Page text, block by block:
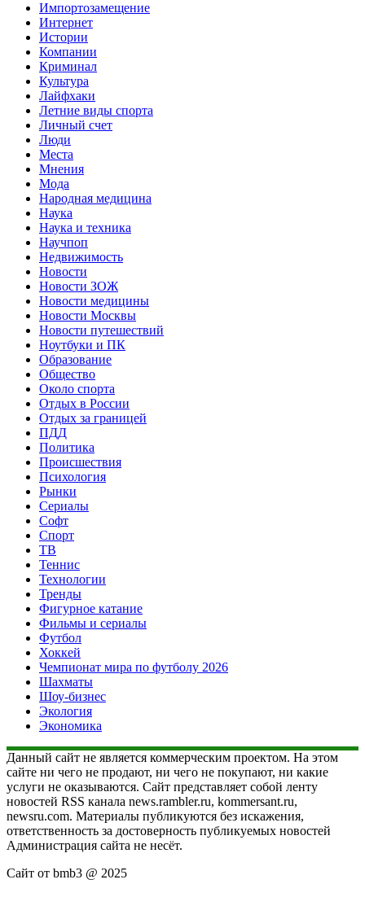
Импортозамещение
Интернет
Истории
Компании
Криминал
Культура
Лайфхаки
Летние виды спорта
Личный счет
Люди
Места
Мнения
Мода
Народная медицина
Наука
Наука и техника
Научпоп
Недвижимость
Новости
Новости ЗОЖ
Новости медицины
Новости Москвы
Новости путешествий
Ноутбуки и ПК
Образование
Общество
Около спорта
Отдых в России
Отдых за границей
ПДД
Политика
Происшествия
Психология
Рынки
Сериалы
Софт
Спорт
ТВ
Теннис
Технологии
Тренды
Фигурное катание
Фильмы и сериалы
Футбол
Хоккей
Чемпионат мира по футболу 2026
Шахматы
Шоу-бизнес
Экология
Экономика
Данный сайт не является коммерческим проектом. На этом
сайте ни чего не продают, ни чего не покупают, ни какие
услуги не оказываются. Сайт представляет собой ленту
новостей RSS канала news.rambler.ru, kommersant.ru,
newsru.com. Материалы публикуются без искажения,
ответственность за достоверность публикуемых новостей
Администрация сайта не несёт.
Сайт от bmb3 @ 2025